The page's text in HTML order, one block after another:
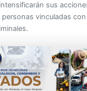
sus
vinculadas con